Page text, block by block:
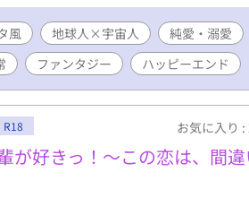
風 地球人×宇宙人 純愛・溺愛
ファンタジー ハッピーエンド
R18 お気に入り :
が好きっ！〜この恋は、間